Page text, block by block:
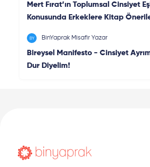
Mert Fırat’ın Toplumsal Cinsiyet
Konusunda Erkeklere Kitap
BinYaprak Misafir Yazar
Bireysel Manifesto - Cinsiyet
Dur Diyelim!